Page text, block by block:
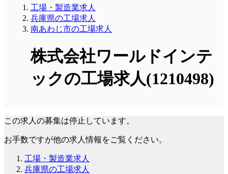
工場・製造業求人
兵庫県の工場求人
南あわじ市の工場求人
株式会社ワールドインテ
ックの工場求人(1210498)
この求人の募集は停止しています。
お手数ですが他の求人情報をご覧ください。
工場・製造業求人
兵庫県の工場求人